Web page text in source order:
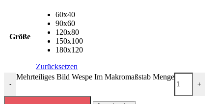
Größe
60x40
90x60
120x80
150x100
180x120
Zurücksetzen
-
Mehrteiliges Bild Wespe Im Makromaßstab Menge
+